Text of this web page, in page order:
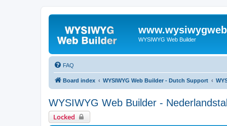
WYSIWYG Web Builder
FAQ
Board index WYSIWYG Web Builder - Dutch Support
WYSIWYG Web Builder -
Locked